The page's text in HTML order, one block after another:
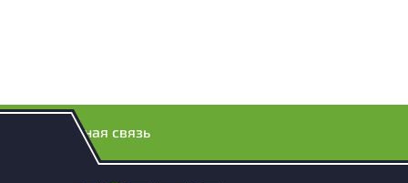
Обратная связь